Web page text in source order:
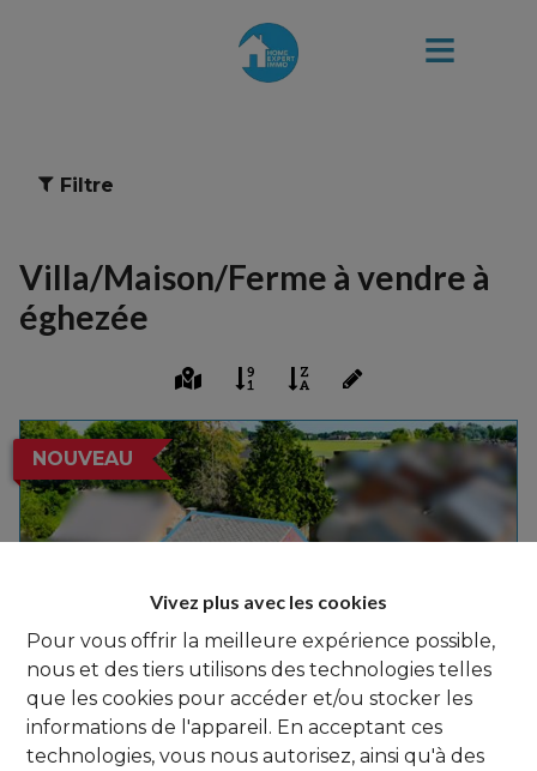
Vivez plus avec les cookies
Pour vous offrir la meilleure expérience possible,
nous et des tiers utilisons des technologies telles
que les cookies pour accéder et/ou stocker les
informations de l'appareil. En acceptant ces
technologies, vous nous autorisez, ainsi qu'à des
Filtre
Villa/Maison/Ferme à vendre à
éghezée
NOUVEAU